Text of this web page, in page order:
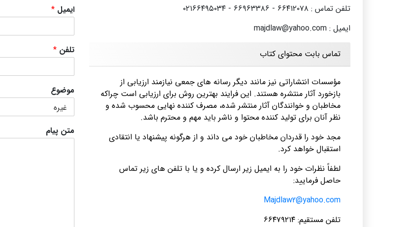
تلفن تماس : ۶۶۴۱۲۰۷۸ - ۶۶۹۶۳۳۸۶ - ۰۲۱۶۶۴۹۵۰۳۴
ایمیل : majdlaw@yahoo.com
تماس بابت محتوای کتاب
مؤسسات انتشاراتی نیز مانند دیگر رسانه های جمعی نیازمند ارزیابی از
بازخورد آثار منتشره هستند. این فرایند بهترین روش برای ارزیابی است چراکه
مخاطبان و خوانندگان آثار منتشر شده، مصرف کننده نهایی محسوب شده و
نظر آنان برای تولید کننده محتوا و ناشر باید مهم و محترم باشد.
مجد خود را قدردان مخاطبان خود می داند و از هرگونه پیشنهاد یا انتقادی
استقبال خواهد کرد.
لطفاً نظرات خود را به ایمیل زیر ارسال کرده و یا با تلفن های زیر تماس
حاصل فرمایید:
Majdlaw2@yahoo.com
تلفن مستقیم: ۶۶۴۷۹۲۱۴
ایمیل *
تلفن *
موضوع
متن پیام